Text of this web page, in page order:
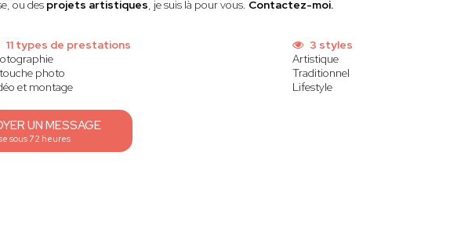
ou des projets artistiques, je suis là pour vous. Contactez-moi.
11 types de prestations
photo
et montage
3 styles
Artistique
Traditionnel
Lifestyle
UN MESSAGE
sous 72 heures